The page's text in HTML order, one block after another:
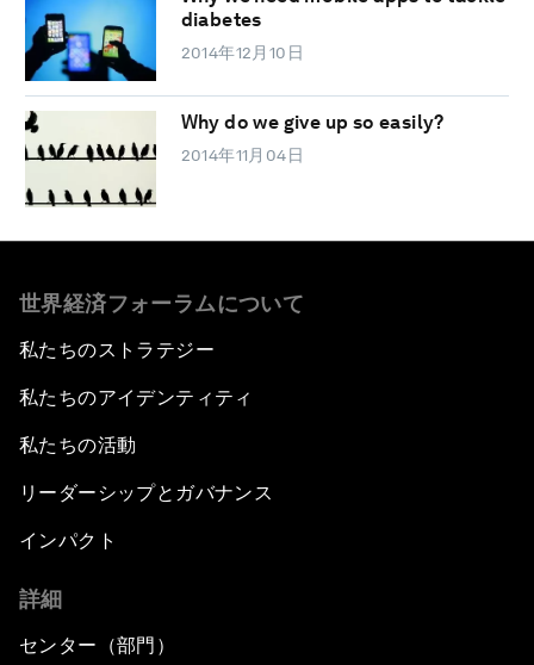
diabetes
2014年12月10日
Why do we give up so easily?
2014年11月04日
世界経済フォーラムについて
私たちのストラテジー
私たちのアイデンティティ
私たちの活動
リーダーシップとガバナンス
インパクト
詳細
センター（部門）